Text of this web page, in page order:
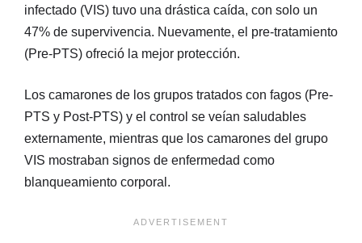
infectado (VIS) tuvo una drástica caída, con solo un
47% de supervivencia. Nuevamente, el pre-tratamiento
(Pre-PTS) ofreció la mejor protección.
Los camarones de los grupos tratados con fagos (Pre-
PTS y Post-PTS) y el control se veían saludables
externamente, mientras que los camarones del grupo
VIS mostraban signos de enfermedad como
blanqueamiento corporal.